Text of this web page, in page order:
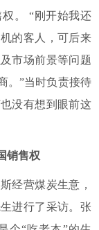
。 “刚开始我还
的客人，可后来
市场前景等问题
。”当时负责接待
没有想到眼前这
国销售权
经营煤炭生意，
进行了采访。张